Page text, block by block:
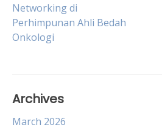
Post
navigation
Networking di
Perhimpunan Ahli Bedah
Onkologi
Archives
March 2026